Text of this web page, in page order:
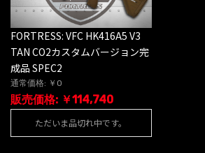
FORTRESS: VFC HK416A5 V3
TAN CO2カスタムバージョン完
成品 SPEC2
通常価格: ￥0
販売価格: ￥114,740
ただいま品切れ中です。